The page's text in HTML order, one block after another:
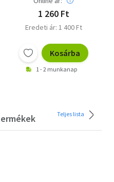
1 260 Ft
Eredeti ár: 1 400 Ft
Kosárba
1 - 2 munkanap
Teljes lista